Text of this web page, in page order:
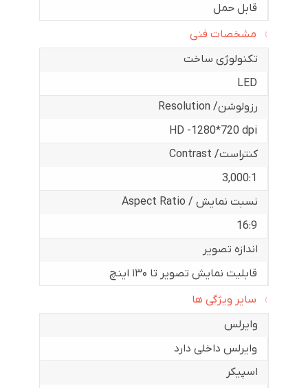
قابل حمل
مشخصات فنی
تکنولوژی ساخت
LED
رزولوشن/ Resolution
HD -1280*720 dpi
کنتراست/ Contrast
3,000:1
نسبت نمایش / Aspect Ratio
16:9
اندازه تصویر
قابلیت نمایش تصویر تا ۱۳۰ اینچ
سایر ویژگی ها
وایرلس
وایرلس داخلی دارد
اسپیکر